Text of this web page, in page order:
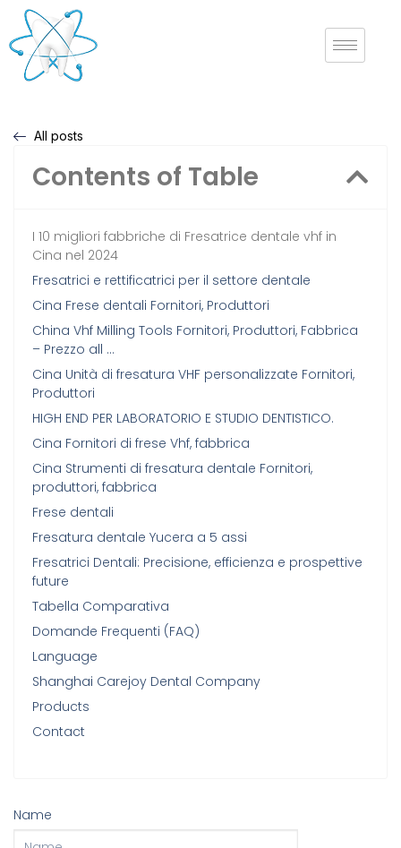
All posts
Contents of Table
I 10 migliori fabbriche di Fresatrice dentale vhf in
Cina nel 2024
Fresatrici e rettificatrici per il settore dentale
Cina Frese dentali Fornitori, Produttori
China Vhf Milling Tools Fornitori, Produttori, Fabbrica
– Prezzo all …
Cina Unità di fresatura VHF personalizzate Fornitori,
Produttori
HIGH END PER LABORATORIO E STUDIO DENTISTICO.
Cina Fornitori di frese Vhf, fabbrica
Cina Strumenti di fresatura dentale Fornitori,
produttori, fabbrica
Frese dentali
Fresatura dentale Yucera a 5 assi
Fresatrici Dentali: Precisione, efficienza e prospettive
future
Tabella Comparativa
Domande Frequenti (FAQ)
Language
Shanghai Carejoy Dental Company
Products
Contact
Name